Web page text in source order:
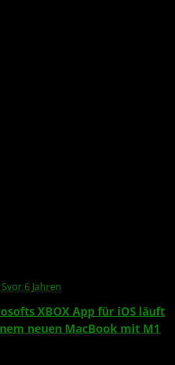
vor 6 Jahren
XBOX App für iOS läuft
neuen MacBook mit M1